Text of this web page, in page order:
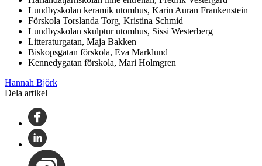
Lundbyskolan keramik utomhus, Karin Auran Frankenstein
Förskola Torslanda Torg, Kristina Schmid
Lundbyskolan skulptur utomhus, Sissi Westerberg
Litteraturgatan, Maja Bakken
Biskopsgatan förskola, Eva Marklund
Kennedygatan förskola, Mari Holmgren
Hannah Björk
Dela artikel